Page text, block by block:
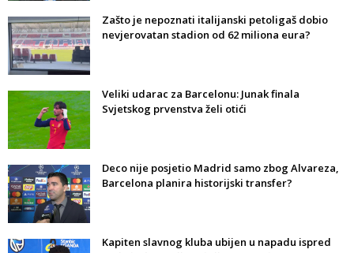
Zašto je nepoznati italijanski petoligaš dobio
nevjerovatan stadion od 62 miliona eura?
Veliki udarac za Barcelonu: Junak finala
Svjetskog prvenstva želi otići
Deco nije posjetio Madrid samo zbog Alvareza,
Barcelona planira historijski transfer?
Kapiten slavnog kluba ubijen u napadu ispred